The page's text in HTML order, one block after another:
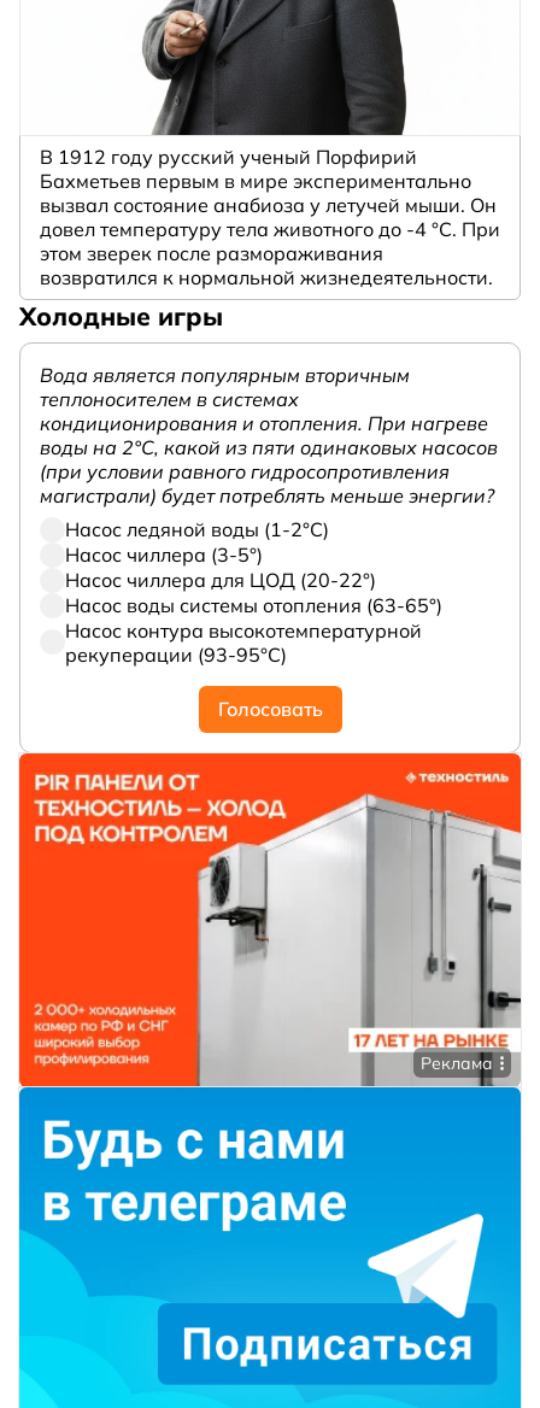
В 1912 году русский ученый Порфирий
Бахметьев первым в мире экспериментально
вызвал состояние анабиоза у летучей мыши. Он
довел температуру тела животного до -4 °C. При
этом зверек после размораживания
возвратился к нормальной жизнедеятельности.
Холодные игры
Вода является популярным вторичным
теплоносителем в системах
кондиционирования и отопления. При нагреве
воды на 2°С, какой из пяти одинаковых насосов
(при условии равного гидросопротивления
магистрали) будет потреблять меньше энергии?
Насос ледяной воды (1-2°С)
Насос чиллера (3-5°)
Насос чиллера для ЦОД (20-22°)
Насос воды системы отопления (63-65°)
Насос контура высокотемпературной
рекуперации (93-95°С)
Голосовать
Реклама